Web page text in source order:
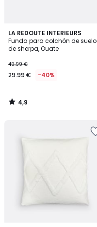
LA REDOUTE INTERIEURS
Funda para colchón de suelo
de sherpa, Ouate
49.99 €
29.99 € -40%
4,9
/ 5
4,9
/